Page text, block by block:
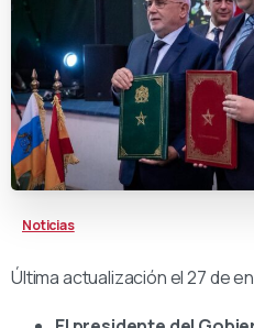
Noticias
Última actualización el 27 de